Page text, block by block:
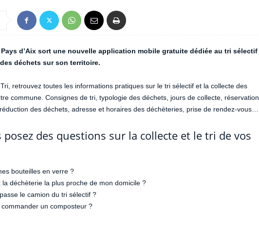
d’Aix sort une nouvelle application mobile gratuite dédiée au tri sélectif
déchets sur son territoire.
Tri, retrouvez toutes les informations pratiques sur le tri sélectif et la collecte des
commune. Consignes de tri, typologie des déchets, jours de collecte, réservation
des déchets, adresse et horaires des déchèteries, prise de rendez-vous…
posez des questions sur la collecte et le tri de vos
bouteilles en verre ?
la déchèterie la plus proche de mon domicile ?
le camion du tri sélectif ?
un composteur ?